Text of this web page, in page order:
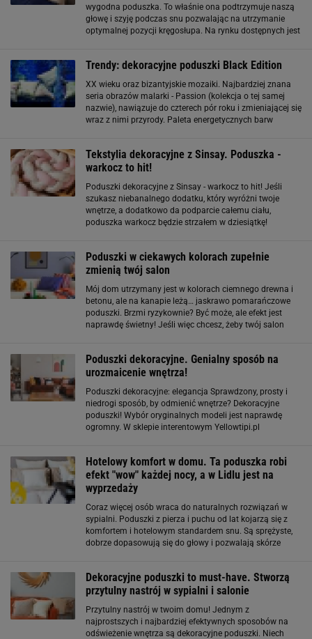
wygodna poduszka. To właśnie ona podtrzymuje naszą
głowę i szyję podczas snu pozwalając na utrzymanie
optymalnej pozycji kręgosłupa. Na rynku dostępnych jest
Trendy: dekoracyjne poduszki Black Edition
XX wieku oraz bizantyjskie mozaiki. Najbardziej znana
seria obrazów malarki - Passion (kolekcja o tej samej
nazwie), nawiązuje do czterech pór roku i zmieniającej się
wraz z nimi przyrody. Paleta energetycznych barw
Tekstylia dekoracyjne z Sinsay. Poduszka -
warkocz to hit!
Poduszki dekoracyjne z Sinsay - warkocz to hit! Jeśli
szukasz niebanalnego dodatku, który wyróżni twoje
wnętrze, a dodatkowo da podparcie całemu ciału,
poduszka warkocz będzie strzałem w dziesiątkę!
Poduszki w ciekawych kolorach zupełnie
zmienią twój salon
Mój dom utrzymany jest w kolorach ciemnego drewna i
betonu, ale na kanapie leżą… jaskrawo pomarańczowe
poduszki. Brzmi ryzykownie? Być może, ale efekt jest
naprawdę świetny! Jeśli więc chcesz, żeby twój salon
Poduszki dekoracyjne. Genialny sposób na
urozmaicenie wnętrza!
Poduszki dekoracyjne: elegancja Sprawdzony, prosty i
niedrogi sposób, by odmienić wnętrze? Dekoracyjne
poduszki! Wybór oryginalnych modeli jest naprawdę
ogromny. W sklepie interentowym Yellowtipi.pl
Hotelowy komfort w domu. Ta poduszka robi
efekt "wow" każdej nocy, a w Lidlu jest na
wyprzedaży
Coraz więcej osób wraca do naturalnych rozwiązań w
sypialni. Poduszki z pierza i puchu od lat kojarzą się z
komfortem i hotelowym standardem snu. Są sprężyste,
dobrze dopasowują się do głowy i pozwalają skórze
Dekoracyjne poduszki to must-have. Stworzą
przytulny nastrój w sypialni i salonie
Przytulny nastrój w twoim domu! Jednym z
najprostszych i najbardziej efektywnych sposobów na
odświeżenie wnętrza są dekoracyjne poduszki. Niech